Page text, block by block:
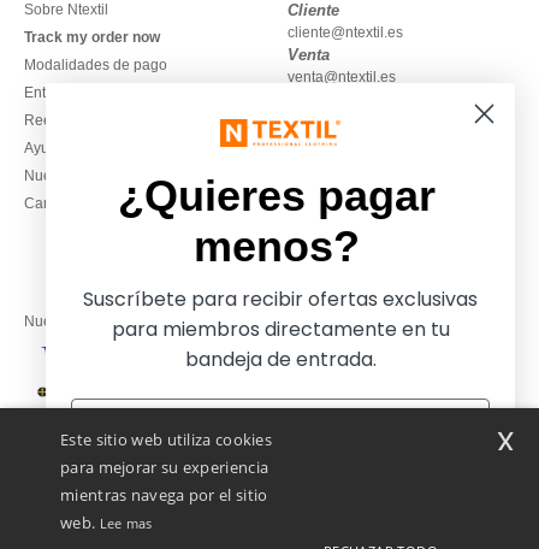
Sobre Ntextil
Track my order now
Modalidades de pago
Entrega
Reembolsos / devoluciones
Ayuda & FAQs
Nuestros compromisos
Camisetas locales al por mayor
Cliente
cliente@ntextil.es
Venta
venta@ntextil.es
930 410 200
Viernes: 10:00–14:00
Nuestros socios financieros
Este sitio web utiliza cookies
para mejorar su experiencia
mientras navega por el sitio
web. Lee mas
x
¿Quieres pagar
menos?
Suscríbete para recibir ofertas exclusivas
para miembros directamente en tu
bandeja de entrada.